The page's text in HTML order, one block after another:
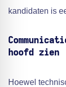
kandidaten is
hoofd zien
Hoewel